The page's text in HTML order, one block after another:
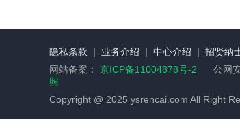
隐私条款 | 业务介绍 | 中心介绍 | 招贤纳
网站备案： 京ICP备11004878号-2 公网安
照
Copyright @ 2025 ysrencai.com All Right